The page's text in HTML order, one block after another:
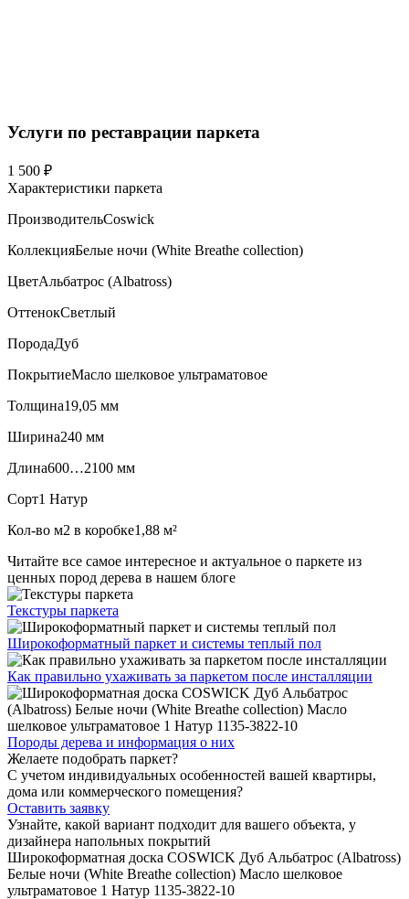
Услуги по реставрации паркета
1 500 ₽
Характеристики паркета
ПроизводительCoswick
КоллекцияБелые ночи (White Breathe collection)
ЦветАльбатрос (Albatross)
ОттенокСветлый
ПородаДуб
ПокрытиеМасло шелковое ультраматовое
Толщина19,05 мм
Ширина240 мм
Длина600…2100 мм
Сорт1 Натур
Кол-во м2 в коробке1,88 м²
Читайте все самое интересное и актуальное о паркете из
ценных пород дерева в нашем блоге
Текстуры паркета
Широкоформатный паркет и системы теплый пол
Как правильно ухаживать за паркетом после инсталляции
Породы дерева и информация о них
Желаете подобрать паркет?
С учетом индивидуальных особенностей вашей квартиры,
дома или коммерческого помещения?
Оставить заявку
Узнайте, какой вариант подходит для вашего объекта, у
дизайнера напольных покрытий
Широкоформатная доска COSWICK Дуб Альбатрос (Albatross)
Белые ночи (White Breathe collection) Масло шелковое
ультраматовое 1 Натур 1135-3822-10